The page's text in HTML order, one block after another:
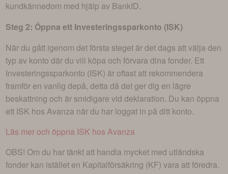
kundkännedom med hjälp av BankID.
Steg 2: Öppna ett Investeringssparkonto (ISK)
När du gått igenom det första steget är det dags att välja den
typ av konto där du vill köpa och förvara dina fonder. Ett
Investeringssparkonto (ISK) är oftast att rekommendera
framför en vanlig depå, detta då det ger dig en lägre
beskattning och är smidigare vid deklaration. Du kan öppna
ett ISK hos Avanza när du har loggat in på ditt konto.
Läs mer och öppna ISK hos Avanza
OBS! Om du har tänkt att handla mycket med utländska
fonder kan istället en Kapitalförsäkring (KF) vara att föredra.